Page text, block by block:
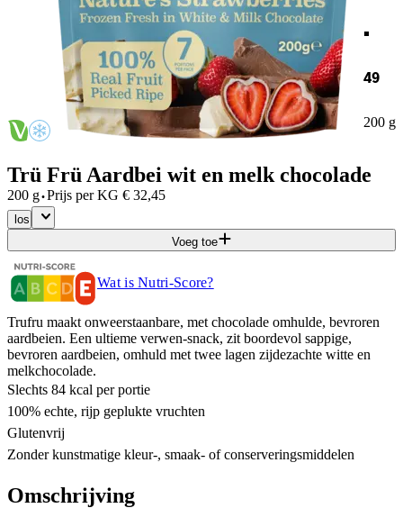
.
49
200 g
Trü Frü Aardbei wit en melk chocolade
200 g·Prijs per KG € 32,45
los
Voeg toe
Wat is Nutri-Score?
Trufru maakt onweerstaanbare, met chocolade omhulde, bevroren
aardbeien. Een ultieme verwen-snack, zit boordevol sappige,
bevroren aardbeien, omhuld met twee lagen zijdezachte witte en
melkchocolade.
Slechts 84 kcal per portie
100% echte, rijp geplukte vruchten
Glutenvrij
Zonder kunstmatige kleur-, smaak- of conserveringsmiddelen
Omschrijving